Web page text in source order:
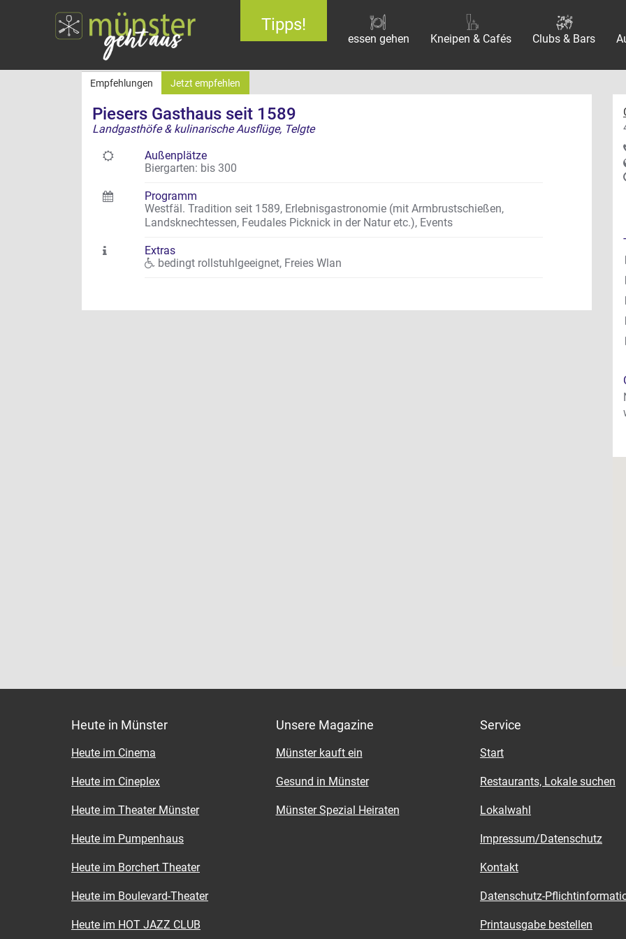
Tipps!
essen gehen Kneipen & Cafés Clubs & Bars
Piesers Gasthaus seit 1589
Landgasthöfe & kulinarische Ausflüge, Telgte
Empfehlungen Jetzt empfehlen
Außenplätze
Biergarten: bis 300
Programm
Westfäl. Tradition seit 1589, Erlebnisgastronomie (mit Armbrustschießen,
Landsknechtessen, Feudales Picknick in der Natur etc.), Events
Extras
bedingt rollstuhlgeeignet, Freies Wlan
Heute in Münster
Heute im Cinema
Heute im Cineplex
Heute im Theater Münster
Heute im Pumpenhaus
Heute im Borchert Theater
Heute im Boulevard-Theater
Heute im HOT JAZZ CLUB
Unsere Magazine
Münster kauft ein
Gesund in Münster
Münster Spezial Heiraten
Service
Start
Restaurants, Lokale suchen
Lokalwahl
Impressum/Datenschutz
Kontakt
Datenschutz-
Printausgabe bestellen